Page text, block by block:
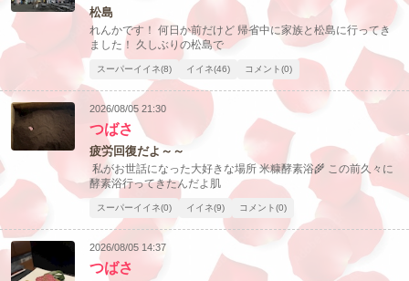
松島
れんかです！ 何日か前だけど 帰省中に家族と松島に行ってき
ました！ 久しぶりの松島で
スーパーイイネ(8) イイネ(46) コメント(0)
2026/08/05 21:30
つばさ
疲労回復だよ～～
私がお世話になった大好きな場所 米糠酵素浴🌾 この前久々に
酵素浴行ってきたんだよ肌
スーパーイイネ(0) イイネ(9) コメント(0)
2026/08/05 14:37
つばさ